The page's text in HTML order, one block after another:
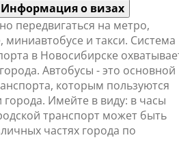
Информация о визах
передвигаться на метро,
миниавтобусе и такси. Система
в Новосибирске
Автобусы - это основной
которым пользуются
города. Имейте в виду: в часы
транспорт может быть
частях города по